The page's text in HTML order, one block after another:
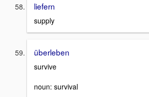
liefern
supply
überleben
survive
noun: survival